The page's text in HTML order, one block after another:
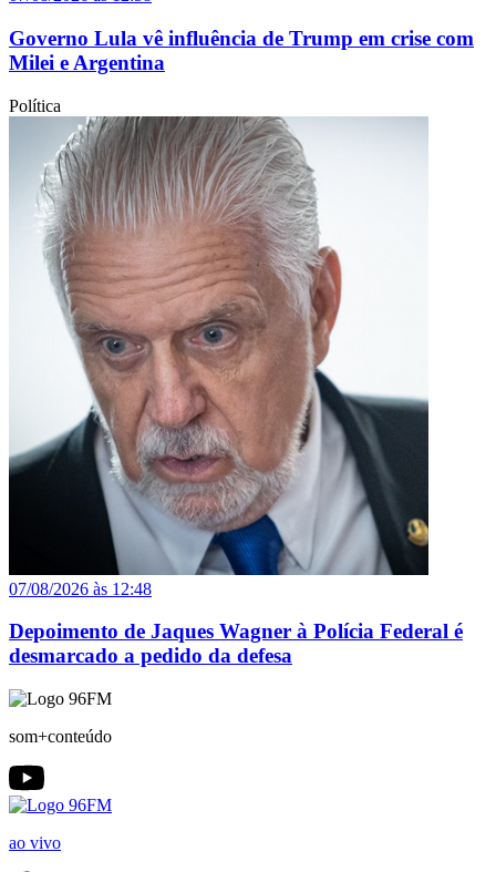
Governo Lula vê influência de Trump em crise com
Milei e Argentina
Política
07/08/2026 às 12:48
Depoimento de Jaques Wagner à Polícia Federal é
desmarcado a pedido da defesa
som+conteúdo
ao vivo